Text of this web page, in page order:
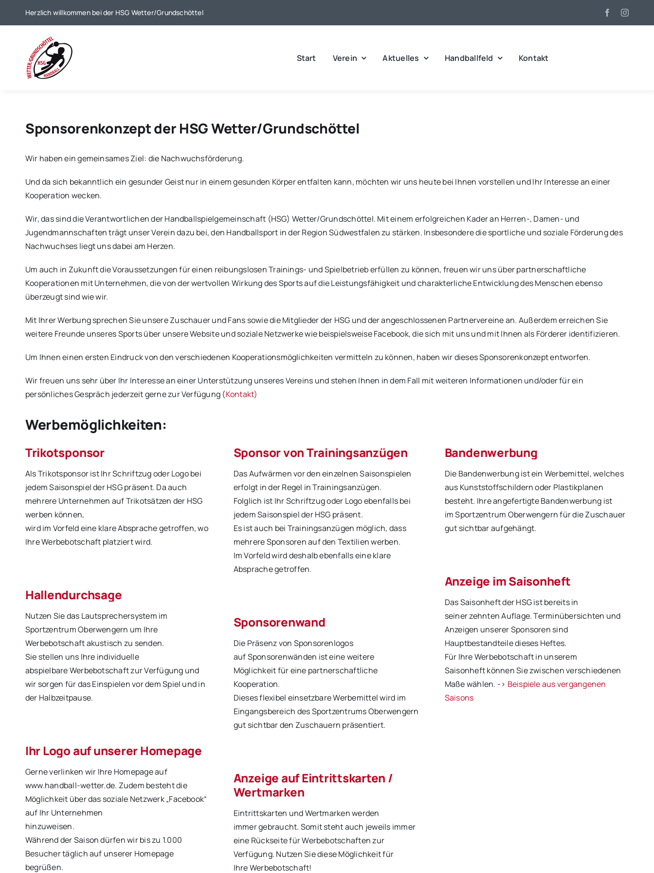
Herzlich willkommen bei der HSG Wetter/Grundschöttel
Start Verein Aktuelles Handballfeld Kontakt
Sponsorenkonzept der HSG Wetter/Grundschöttel
Wir haben ein gemeinsames Ziel: die Nachwuchsförderung.
Und da sich bekanntlich ein gesunder Geist nur in einem gesunden Körper entfalten kann, möchten wir uns heute bei Ihnen vorstellen und Ihr Interesse an einer
Kooperation wecken.
Wir, das sind die Verantwortlichen der Handballspielgemeinschaft (HSG) Wetter/Grundschöttel. Mit einem erfolgreichen Kader an Herren-, Damen- und
Jugendmannschaften trägt unser Verein dazu bei, den Handballsport in der Region Südwestfalen zu stärken. Insbesondere die sportliche und soziale Förderung des
Nachwuchses liegt uns dabei am Herzen.
Um auch in Zukunft die Voraussetzungen für einen reibungslosen Trainings- und Spielbetrieb erfüllen zu können, freuen wir uns über partnerschaftliche
Kooperationen mit Unternehmen, die von der wertvollen Wirkung des Sports auf die Leistungsfähigkeit und charakterliche Entwicklung des Menschen ebenso
überzeugt sind wie wir.
Mit Ihrer Werbung sprechen Sie unsere Zuschauer und Fans sowie die Mitglieder der HSG und der angeschlossenen Partnervereine an. Außerdem erreichen Sie
weitere Freunde unseres Sports über unsere Website und soziale Netzwerke wie beispielsweise Facebook, die sich mit uns und mit Ihnen als Förderer identifizieren.
Um Ihnen einen ersten Eindruck von den verschiedenen Kooperationsmöglichkeiten vermitteln zu können, haben wir dieses Sponsorenkonzept entworfen.
Wir freuen uns sehr über Ihr Interesse an einer Unterstützung unseres Vereins und stehen Ihnen in dem Fall mit weiteren Informationen und/oder für ein
persönliches Gespräch jederzeit gerne zur Verfügung (Kontakt)
Werbemöglichkeiten:
Trikotsponsor
Als Trikotsponsor ist Ihr Schriftzug oder Logo bei
jedem Saisonspiel der HSG präsent. Da auch
mehrere Unternehmen auf Trikotsätzen der HSG
werben können,
wird im Vorfeld eine klare Absprache getroffen, wo
Ihre Werbebotschaft platziert wird.
Hallendurchsage
Nutzen Sie das Lautsprechersystem im
Sportzentrum Oberwengern um Ihre
Werbebotschaft akustisch zu senden.
Sie stellen uns Ihre individuelle
abspielbare Werbebotschaft zur Verfügung und
wir sorgen für das Einspielen vor dem Spiel und in
der Halbzeitpause.
Ihr Logo auf unserer Homepage
Gerne verlinken wir Ihre Homepage auf
www.handball-wetter.de. Zudem besteht die
Möglichkeit über das soziale Netzwerk „Facebook“
auf Ihr Unternehmen
hinzuweisen.
Während der Saison dürfen wir bis zu 1.000
Besucher täglich auf unserer Homepage
begrüßen.
Sponsor von Trainingsanzügen
Das Aufwärmen vor den einzelnen Saisonspielen
erfolgt in der Regel in Trainingsanzügen.
Folglich ist Ihr Schriftzug oder Logo ebenfalls bei
jedem Saisonspiel der HSG präsent.
Es ist auch bei Trainingsanzügen möglich, dass
mehrere Sponsoren auf den Textilien werben.
Im Vorfeld wird deshalb ebenfalls eine klare
Absprache getroffen.
Sponsorenwand
Die Präsenz von Sponsorenlogos
auf Sponsorenwänden ist eine weitere
Möglichkeit für eine partnerschaftliche
Kooperation.
Dieses flexibel einsetzbare Werbemittel wird im
Eingangsbereich des Sportzentrums Oberwengern
gut sichtbar den Zuschauern präsentiert.
Anzeige auf Eintrittskarten /
Wertmarken
Eintrittskarten und Wertmarken werden
immer gebraucht. Somit steht auch jeweils immer
eine Rückseite für Werbebotschaften zur
Verfügung. Nutzen Sie diese Möglichkeit für
Ihre Werbebotschaft!
Bandenwerbung
Die Bandenwerbung ist ein Werbemittel, welches
aus Kunststoffschildern oder Plastikplanen
besteht. Ihre angefertigte Bandenwerbung ist
im Sportzentrum Oberwengern für die Zuschauer
gut sichtbar aufgehängt.
Anzeige im Saisonheft
Das Saisonheft der HSG ist bereits in
seiner zehnten Auflage. Terminübersichten und
Anzeigen unserer Sponsoren sind
Hauptbestandteile dieses Heftes.
Für Ihre Werbebotschaft in unserem
Saisonheft können Sie zwischen verschiedenen
Maße wählen. -> Beispiele aus vergangenen
Saisons